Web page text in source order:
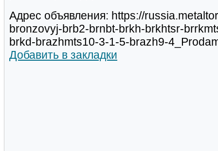
Адрес объявления: https://
bronzovyj-brb2-brnbt-brkh-brkhtsr-
brkd-brazhmts10-3-1-5-brazh9-
Добавить в закладки